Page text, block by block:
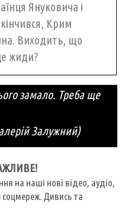
Януковича і
Крим
Виходить, що
жиди?
замало. Треба ще
Залужний)
на наші нові відео, аудіо,
соцмереж. Дивись та